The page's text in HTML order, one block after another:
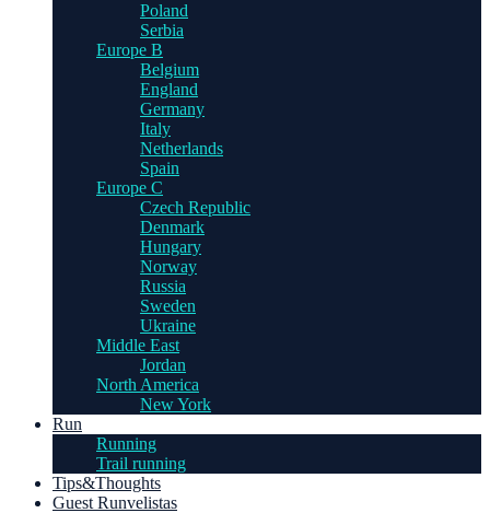
Poland
Serbia
Europe B
Belgium
England
Germany
Italy
Netherlands
Spain
Europe C
Czech Republic
Denmark
Hungary
Norway
Russia
Sweden
Ukraine
Middle East
Jordan
North America
New York
Run
Running
Trail running
Tips&Thoughts
Guest Runvelistas